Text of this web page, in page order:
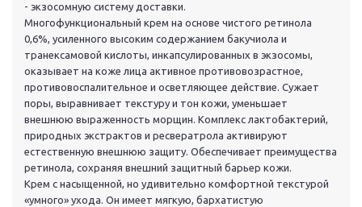
- экзосомную систему доставки.
Многофункциональный крем на основе чистого ретинола
0,6%, усиленного высоким содержанием бакучиола и
транексамовой кислоты, инкапсулированных в экзосомы,
оказывает на коже лица активное противовозрастное,
противовоспалительное и осветляющее действие. Сужает
поры, выравнивает текстуру и тон кожи, уменьшает
внешнюю выраженность морщин. Комплекс лактобактерий,
природных экстрактов и ресвератрола активируют
естественную внешнюю защиту. Обеспечивает преимущества
ретинола, сохраняя внешний защитный барьер кожи.
Крем с насыщенной, но удивительно комфортной текстурой
«умного» ухода. Он имеет мягкую, бархатистую